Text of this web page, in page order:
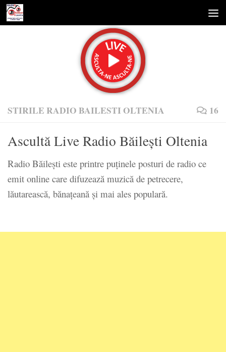
Skip to content
STIRILE RADIO BAILESTI OLTENIA 16
Ascultă Live Radio Băilești Oltenia
Radio Băilești este printre puținele posturi de radio ce
emit online care difuzează muzică de petrecere,
lăutarească, bănațeană și mai ales populară.